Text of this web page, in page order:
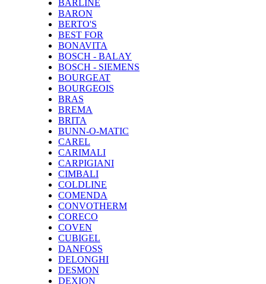
BARLINE
BARON
BERTO'S
BEST FOR
BONAVITA
BOSCH - BALAY
BOSCH - SIEMENS
BOURGEAT
BOURGEOIS
BRAS
BREMA
BRITA
BUNN-O-MATIC
CAREL
CARIMALI
CARPIGIANI
CIMBALI
COLDLINE
COMENDA
CONVOTHERM
CORECO
COVEN
CUBIGEL
DANFOSS
DELONGHI
DESMON
DEXION